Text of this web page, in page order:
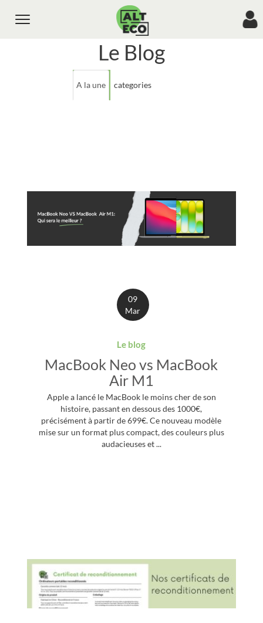
Toggle
Le Blog
A la une categories
09
Mar
Le blog
MacBook Neo vs MacBook
Air M1
Apple a lancé le MacBook le moins cher de son
histoire, passant en dessous des 1000€,
précisément à partir de 699€. Ce nouveau modèle
mise sur un format plus compact, des couleurs plus
audacieuses et ...